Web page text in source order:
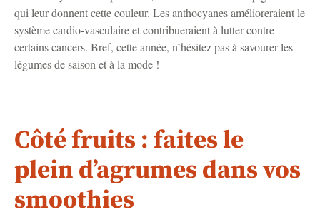
qui leur donnent cette couleur. Les anthocyanes amélioreraient le
système cardio-vasculaire et contribueraient à lutter contre
certains cancers. Bref, cette année, n’hésitez pas à savourer les
légumes de saison et à la mode !
Côté fruits : faites le
plein d’agrumes dans vos
smoothies